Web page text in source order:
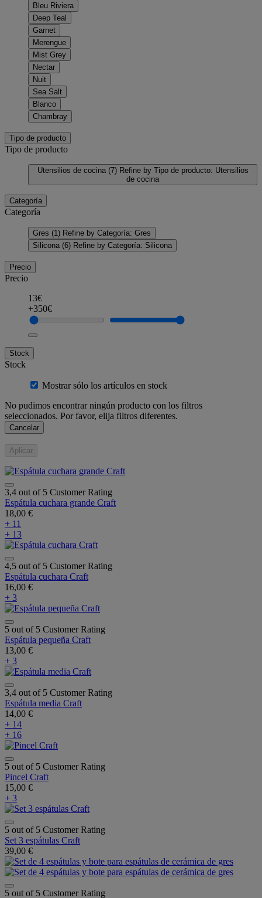
Bleu Riviera
Deep Teal
Garnet
Merengue
Mist Grey
Nectar
Nuit
Sea Salt
Blanco
Chambray
Tipo de producto
Tipo de producto
Utensilios de cocina (7) Refine by Tipo de producto: Utensilios
de cocina
Categoría
Categoría
Gres (1) Refine by Categoría: Gres
Silicona (6) Refine by Categoría: Silicona
Precio
Precio
13€
+350€
Stock
Stock
Mostrar sólo los artículos en stock
No pudimos encontrar ningún producto con los filtros
seleccionados. Por favor, elija filtros diferentes.
Cancelar
Aplicar
3,4 out of 5 Customer Rating
Espátula cuchara grande Craft
18,00 €
+ 11
+ 13
4,5 out of 5 Customer Rating
Espátula cuchara Craft
16,00 €
+ 3
5 out of 5 Customer Rating
Espátula pequeña Craft
13,00 €
+ 3
3,4 out of 5 Customer Rating
Espátula media Craft
14,00 €
+ 14
+ 16
5 out of 5 Customer Rating
Pincel Craft
15,00 €
+ 3
5 out of 5 Customer Rating
Set 3 espátulas Craft
39,00 €
5 out of 5 Customer Rating